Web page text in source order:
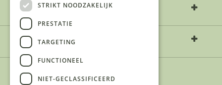
Openingstijden
Contact
STRIKT NOODZAKELIJK
PRESTATIE
TARGETING
FUNCTIONEEL
NIET-GECLASSIFICEERD